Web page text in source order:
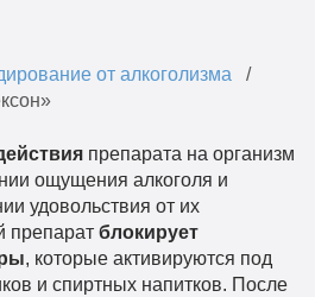
от алкоголизма
препарата на организм
ощущения алкоголя и
удовольствия от их
препарат блокирует
, которые активируются под
и спиртных напитков. После